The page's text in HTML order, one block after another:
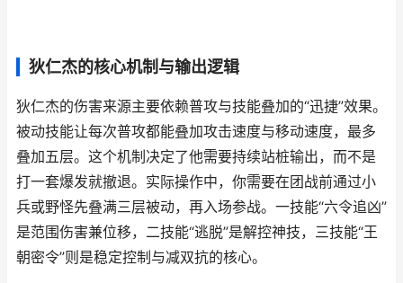
狄仁杰的核心机制与输出逻辑
狄仁杰的伤害来源主要依赖普攻与技能叠加的“迅捷”效果。
被动技能让每次普攻都能叠加攻击速度与移动速度，最多
叠加五层。这个机制决定了他需要持续站桩输出，而不是
打一套爆发就撤退。实际操作中，你需要在团战前通过小
兵或野怪先叠满三层被动，再入场参战。一技能“六令追凶”
是范围伤害兼位移，二技能“逃脱”是解控神技，三技能“王
朝密令”则是稳定控制与减双抗的核心。